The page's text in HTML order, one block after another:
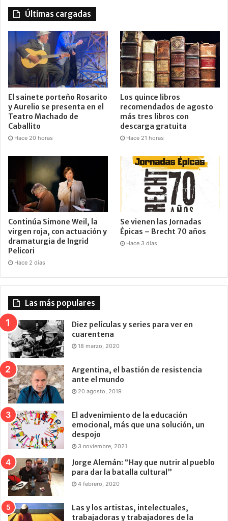
Últimas cargadas
El sainete porteño Rosarito
y Aurelio se presenta en el
Teatro Machado de
Caballito
Hace 20 horas
Los quince libros
recomendados de agosto
más tres libros con
descarga gratuita
Hace 21 horas
Continúa Simone Weil, la
virgen roja, con actuación y
dramaturgia de Ingrid
Pelicori
Hace 2 días
Se vienen las Jornadas
Épicas – Brecht 70 años
Hace 3 días
Las más populares
Diez películas y series para ver en
cuarentena
18 marzo, 2020
Argentina, el bastión de resistencia
ante el mundo
20 agosto, 2019
El advenimiento de la educación
emocional, más que una solución, un
despojo
3 noviembre, 2021
Jorge Alemán: “Hay que nutrir al pueblo
para dar la batalla cultural”
4 febrero, 2020
Las y los artistas, intelectuales,
trabajadoras y trabajadores de la